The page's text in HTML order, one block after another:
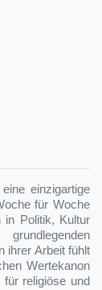
einzigartige
für Woche
in Politik, Kultur
ihrer Arbeit fühlt
Wertekanon
religiöse und